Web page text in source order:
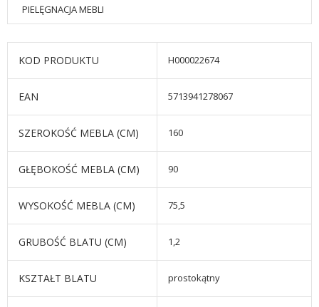
PIELĘGNACJA MEBLI
KOD PRODUKTU H000022674
EAN 5713941278067
SZEROKOŚĆ MEBLA (CM) 160
GŁĘBOKOŚĆ MEBLA (CM) 90
WYSOKOŚĆ MEBLA (CM) 75,5
GRUBOŚĆ BLATU (CM) 1,2
KSZTAŁT BLATU prostokątny